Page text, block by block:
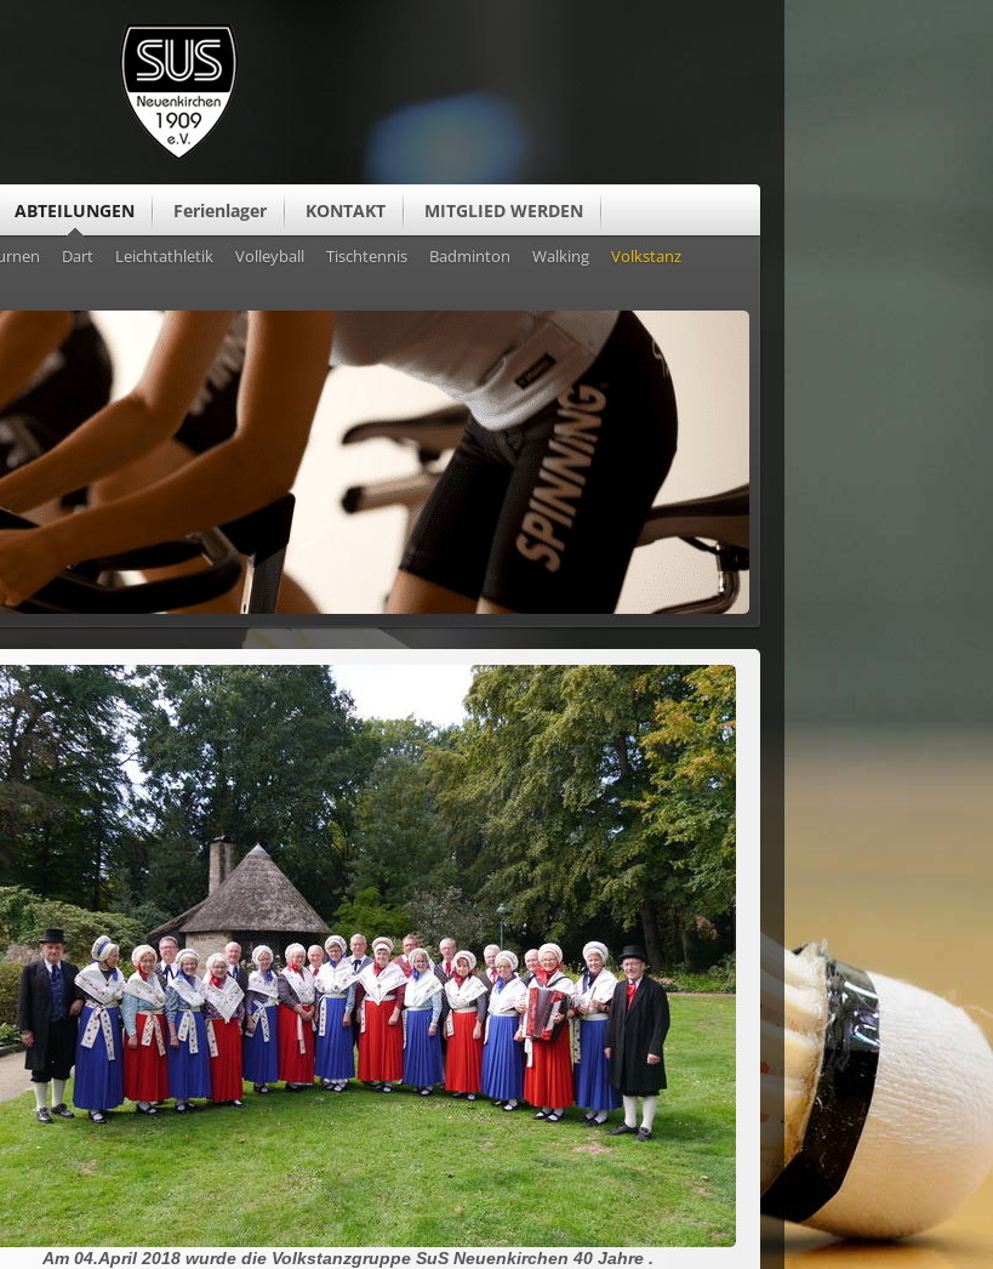
ABTEILUNGEN Ferienlager KONTAKT MITGLIED WERDEN
Dart Leichtathletik Volleyball Tischtennis Badminton Walking
Volkstanz
Am 04.April 2018 wurde die Volkstanzgruppe SuS Neuenkirchen 40 Jahre .